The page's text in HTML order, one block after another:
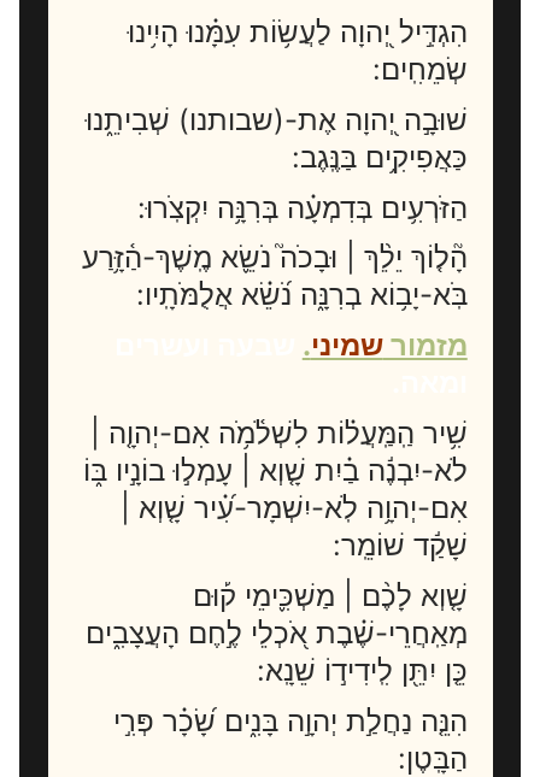
הִגְדִּ֣יל יְ֭הוָה לַעֲשׂ֥וֹת עִמָּ֗נוּ הָיִ֥ינוּ
שְׂמֵחִֽים:
שׁוּבָ֣ה יְ֭הוָה אֶת-(שבותנו) שְׁבִיתֵ֑נוּ
כַּאֲפִיקִ֥ים בַּנֶּֽגֶב:
הַזֹּרְעִ֥ים בְּדִמְעָ֗ה בְּרִנָּ֥ה יִקְצֹֽרוּ:
הָ֘ל֤וֹךְ יֵלֵ֨ךְ | וּבָכֹה֮ נֹשֵׂ֪א מֶֽשֶׁךְ-הַ֫זָּ֥רַע
בֹּֽא-יָב֥וֹא בְרִנָּ֑ה נֹ֝שֵׂ֗א אֲלֻמֹּתָֽיו:
מזמורשמיני.
שִׁ֥יר הַֽמַּֽעֲל֗וֹת לִשְׁלֹ֫מֹ֥ה אִם-יְהוָ֤ה |
לֹא-יִבְנֶ֬ה בַ֗יִת שָׁ֤וְא | עָמְל֣וּ בוֹנָ֣יו בּ֑וֹ
אִם-יְהוָ֥ה לֹֽא-יִשְׁמָר-עִ֝֗יר שָׁ֤וְא |
שָׁקַ֬ד שׁוֹמֵֽר:
שָׁ֤וְא לָכֶ֨ם | מַשְׁכִּ֪ימֵי ק֡וּם
מְאַֽחֲרֵי-שֶׁ֗בֶת אֹ֭כְלֵי לֶ֣חֶם הָעֲצָבִ֑ים
כֵּ֤ן יִתֵּ֖ן לִֽידִיד֣וֹ שֵׁנָֽא:
הִנֵּ֤ה נַחֲלַ֣ת יְהוָ֣ה בָּנִ֑ים שָׂ֝כָ֗ר פְּרִ֣י
הַבָּֽטֶן: